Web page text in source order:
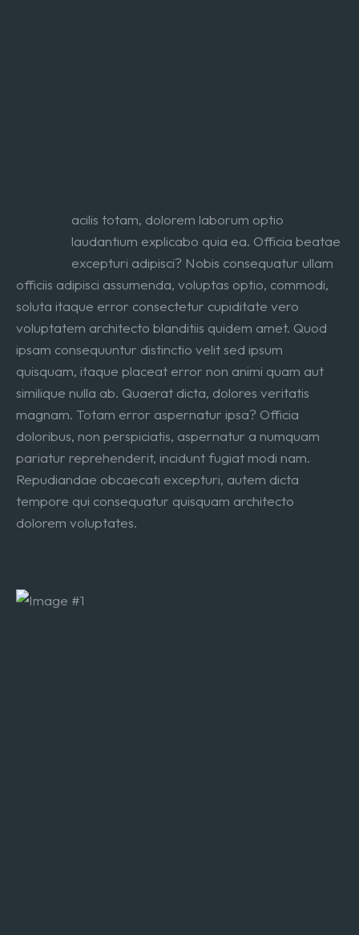
acilis totam, dolorem laborum optio
laudantium explicabo quia ea. Officia beatae
excepturi adipisci? Nobis consequatur ullam
officiis adipisci assumenda, voluptas optio, commodi,
soluta itaque error consectetur cupiditate vero
voluptatem architecto blanditiis quidem amet. Quod
ipsam consequuntur distinctio velit sed ipsum
quisquam, itaque placeat error non animi quam aut
similique nulla ab. Quaerat dicta, dolores veritatis
magnam. Totam error aspernatur ipsa? Officia
doloribus, non perspiciatis, aspernatur a numquam
pariatur reprehenderit, incidunt fugiat modi nam.
Repudiandae obcaecati excepturi, autem dicta
tempore qui consequatur quisquam architecto
dolorem voluptates.